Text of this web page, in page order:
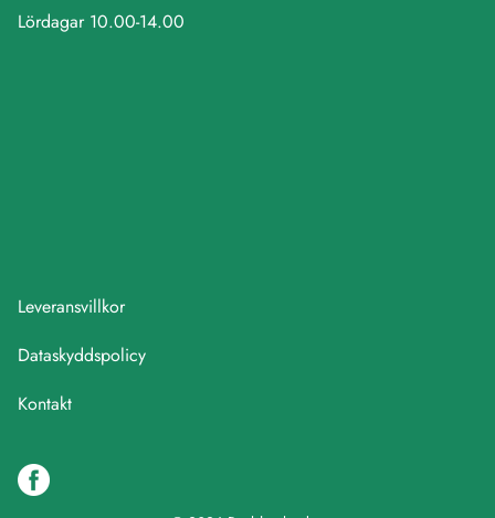
Lördagar 10.00-14.00
Leveransvillkor
Dataskyddspolicy
Kontakt